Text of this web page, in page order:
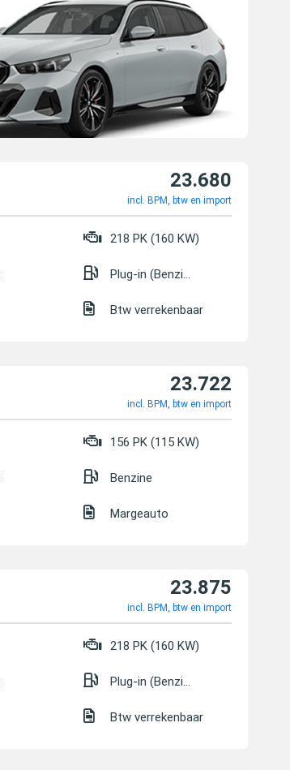
23.680
incl. BPM, btw en import
218 PK (160 KW)
Plug-in (Benzine/Elektrisch)
Btw verrekenbaar
23.722
incl. BPM, btw en import
156 PK (115 KW)
Benzine
Margeauto
23.875
incl. BPM, btw en import
218 PK (160 KW)
Plug-in (Benzine/Elektrisch)
Btw verrekenbaar